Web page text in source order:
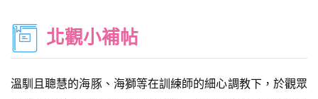
北觀小補帖
溫馴且聰慧的海豚、海獅等在訓練師的細心調教下，於觀眾